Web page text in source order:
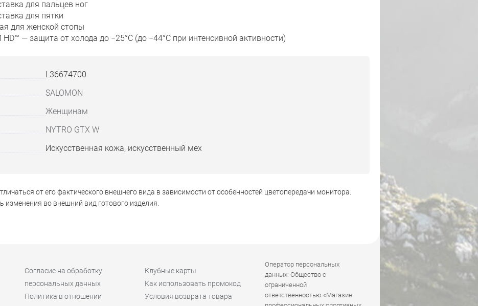
для пальцев ног
для пятки
для женской стопы
HD™ — защита от холода до −25°C (до −44°C при интенсивной активности)
L36674700
SALOMON
Женщинам
NYTRO GTX W
Искусственная кожа, искусственный мех
от его фактического внешнего вида в зависимости от особенностей цветопередачи монитора.
изменения во внешний вид готового изделия.
Согласие на обработку
персональных данных
Политика в отношении
Клубные карты
Как использовать промокод
Условия возврата товара
Оператор персональных
данных: Общество с
ограниченной
ответственностью «Магазин